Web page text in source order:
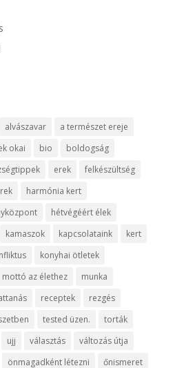
alvászavar
a természet ereje
okai bio
boldogság
erek
felkészültség
harmónia kert
hétvégéért élek
kamaszok kapcsolataink
kert
konyhai ötletek
mottó az élethez
munka
receptek
rezgés
tested üzen.
torták
ujj választás
változás útja
önmagadként létezni őnismeret